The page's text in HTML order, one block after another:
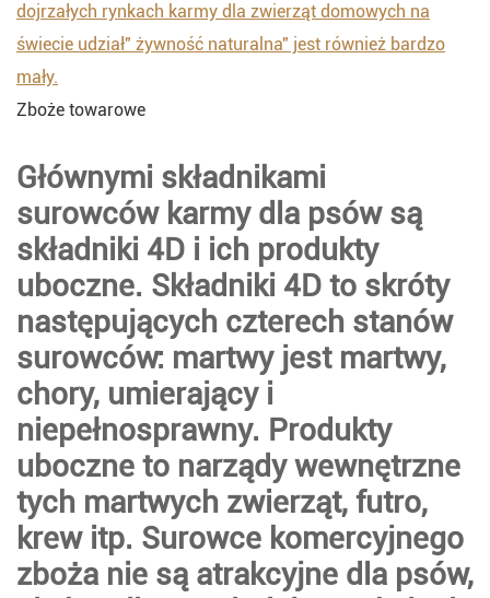
dojrzałych rynkach karmy dla zwierząt domowych na
świecie udział" żywność naturalna" jest również bardzo
mały.
Zboże towarowe
Głównymi składnikami
surowców karmy dla psów są
składniki 4D i ich produkty
uboczne. Składniki 4D to skróty
następujących czterech stanów
surowców: martwy jest martwy,
chory, umierający i
niepełnosprawny. Produkty
uboczne to narządy wewnętrzne
tych martwych zwierząt, futro,
krew itp. Surowce komercyjnego
zboża nie są atrakcyjne dla psów,